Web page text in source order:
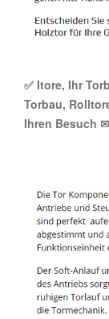
✅ Itore, Ihr
Torbau,
Ihren Besuch ✉